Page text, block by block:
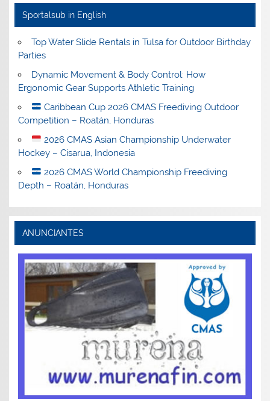
Sportalsub in English
Top Water Slide Rentals in Tulsa for Outdoor Birthday
Parties
Dynamic Movement & Body Control: How
Ergonomic Gear Supports Athletic Training
Caribbean Cup 2026 CMAS Freediving Outdoor
Competition – Roatán, Honduras
2026 CMAS Asian Championship Underwater
Hockey – Cisarua, Indonesia
2026 CMAS World Championship Freediving
Depth – Roatán, Honduras
ANUNCIANTES